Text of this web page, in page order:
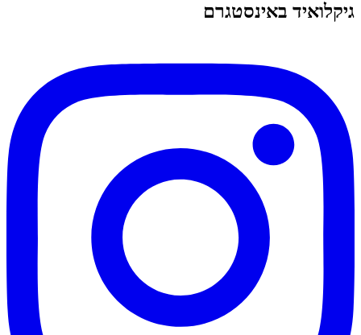
גיקלואיד באינסטגרם